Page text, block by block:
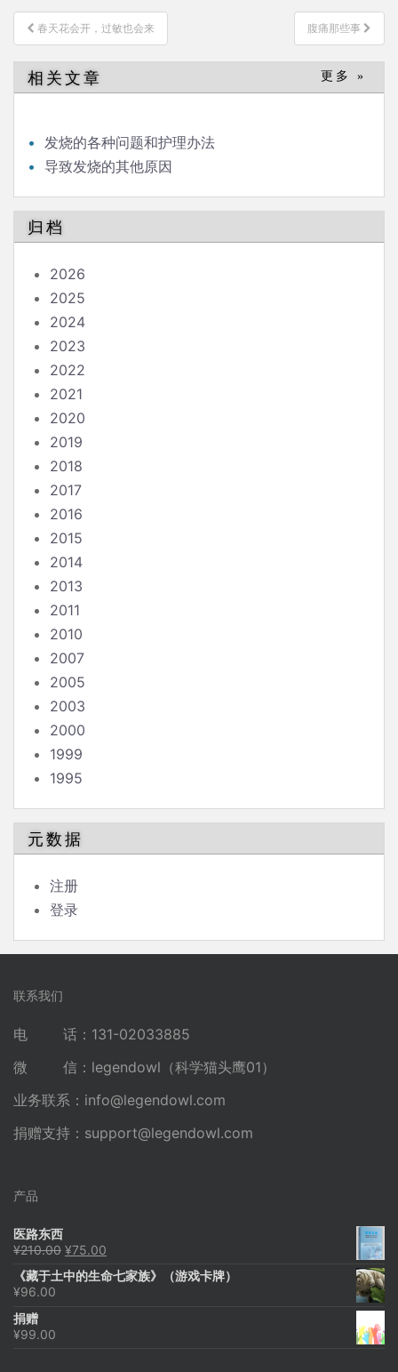
文
章
导
航
春天花会开，过敏也会来 腹痛那些事
相关文章 更多 »
发烧的各种问题和护理办法
导致发烧的其他原因
归档
2026
2025
2024
2023
2022
2021
2020
2019
2018
2017
2016
2015
2014
2013
2011
2010
2007
2005
2003
2000
1999
1995
元数据
注册
登录
联系我们
电 话：131-02033885
微 信：legendowl（科学猫头鹰01）
业务联系： info@legendowl.com
捐赠支持： support@legendowl.com
产品
医路东西
¥210.00 原
为：
¥75.00
价
《藏于土中的生命七家族》（游戏卡牌）
¥96.00
捐赠
¥99.00